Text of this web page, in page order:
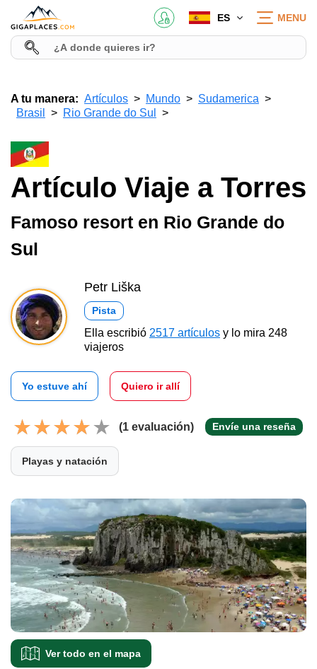
ES MENU
A tu manera: Artículos Mundo
Sudamerica
Brasil
Rio Grande do Sul
Artículo Viaje a Torres
Famoso resort en Rio Grande do
Sul
Petr Liška
Pista
Ella escribió 2517 artículos y lo mira 248
viajeros
Yo estuve ahí Quiero ir allí
(1 evaluación) Envíe una reseña
Playas y natación
Ver todo en el mapa